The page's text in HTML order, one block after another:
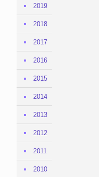
2019
2018
2017
2016
2015
2014
2013
2012
2011
2010